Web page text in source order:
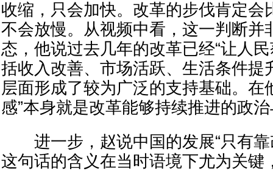
收缩，只会加快。改革的步伐肯定会
不会放慢。从视频中看，这一判断并
态，他说过去几年的改革已经“让人
括收入改善、市场活跃、生活条件提
层面形成了较为广泛的支持基础。在
感”本身就是改革能够持续推进的政
进一步，赵说中国的发展“只有靠
这句话的含义在当时语境下尤为关键